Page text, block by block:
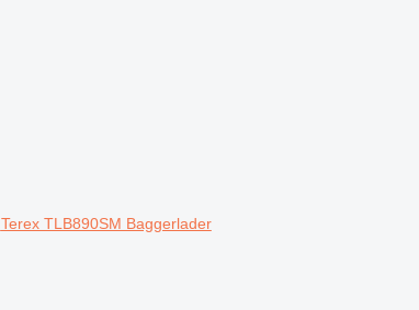
Terex TLB890SM Baggerlader